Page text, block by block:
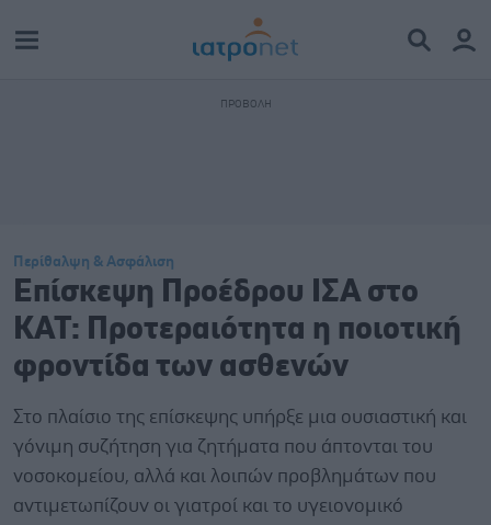
Περίθαλψη & Ασφάλιση
Επίσκεψη Προέδρου ΙΣΑ στο
ΚΑΤ: Προτεραιότητα η ποιοτική
φροντίδα των ασθενών
Στο πλαίσιο της επίσκεψης υπήρξε μια ουσιαστική και
γόνιμη συζήτηση για ζητήματα που άπτονται του
νοσοκομείου, αλλά και λοιπών προβλημάτων που
αντιμετωπίζουν οι γιατροί και το υγειονομικό